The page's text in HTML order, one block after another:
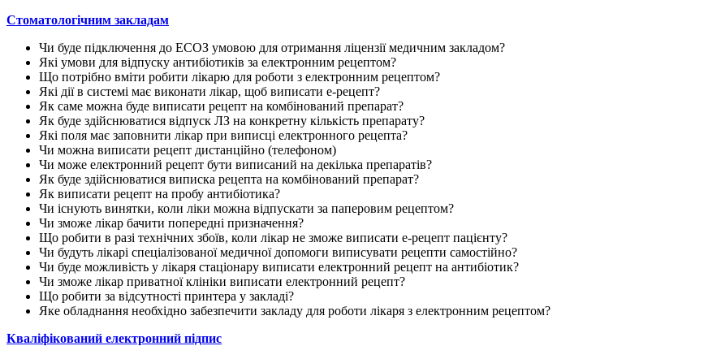
Стоматологічним закладам
Чи буде підключення до ЕСОЗ умовою для отримання ліцензії медичним закладом?
Які умови для відпуску антибіотиків за електронним рецептом?
Що потрібно вміти робити лікарю для роботи з електронним рецептом?
Які дії в системі має виконати лікар, щоб виписати е-рецепт?
Як саме можна буде виписати рецепт на комбінований препарат?
Як буде здійснюватися відпуск ЛЗ на конкретну кількість препарату?
Які поля має заповнити лікар при виписці електронного рецепта?
Чи можна виписати рецепт дистанційно (телефоном)
Чи може електронний рецепт бути виписаний на декілька препаратів?
Як буде здійснюватися виписка рецепта на комбінований препарат?
Як виписати рецепт на пробу антибіотика?
Чи існують винятки, коли ліки можна відпускати за паперовим рецептом?
Чи зможе лікар бачити попередні призначення?
Що робити в разі технічних збоїв, коли лікар не зможе виписати е-рецепт пацієнту?
Чи будуть лікарі спеціалізованої медичної допомоги виписувати рецепти самостійно?
Чи буде можливість у лікаря стаціонару виписати електронний рецепт на антибіотик?
Чи зможе лікар приватної клініки виписати електронний рецепт?
Що робити за відсутності принтера у закладі?
Яке обладнання необхідно забезпечити закладу для роботи лікаря з електронним рецептом?
Кваліфікований електронний підпис